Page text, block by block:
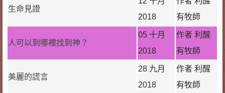
生命見證
2018
有牧師
人可以到哪裡找到神？
05 十月
2018
作者 利醒
有牧師
美麗的謊言
28 九月
2018
作者 利醒
有牧師